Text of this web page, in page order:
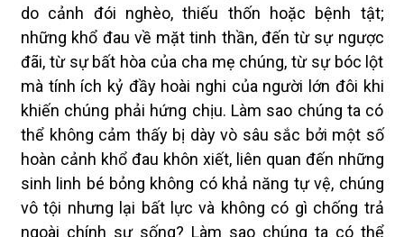
do cảnh đói nghèo, thiếu thốn hoặc bệnh tật;
những khổ đau về mặt tinh thần, đến từ sự ngược
đãi, từ sự bất hòa của cha mẹ chúng, từ sự bóc lột
mà tính ích kỷ đầy hoài nghi của người lớn đôi khi
khiến chúng phải hứng chịu. Làm sao chúng ta có
thể không cảm thấy bị dày vò sâu sắc bởi một số
hoàn cảnh khổ đau khôn xiết, liên quan đến những
sinh linh bé bỏng không có khả năng tự vệ, chúng
vô tội nhưng lại bất lực và không có gì chống trả
ngoài chính sự sống? Làm sao chúng ta có thể